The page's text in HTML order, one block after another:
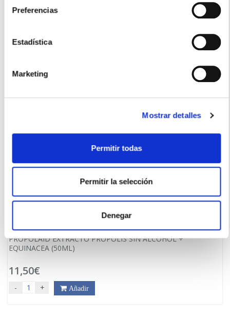
Preferencias
Estadística
Marketing
Mostrar detalles
Permitir todas
Permitir la selección
Denegar
GRINTUSS Jarabe Adultos para la Tos (180g)
11,95€
ESI-TREPAT DIET
PROPOLAID EXTRACTO PROPOLIS SIN ALCOHOL +
EQUINACEA (50ML)
11,50€
- + Añadir